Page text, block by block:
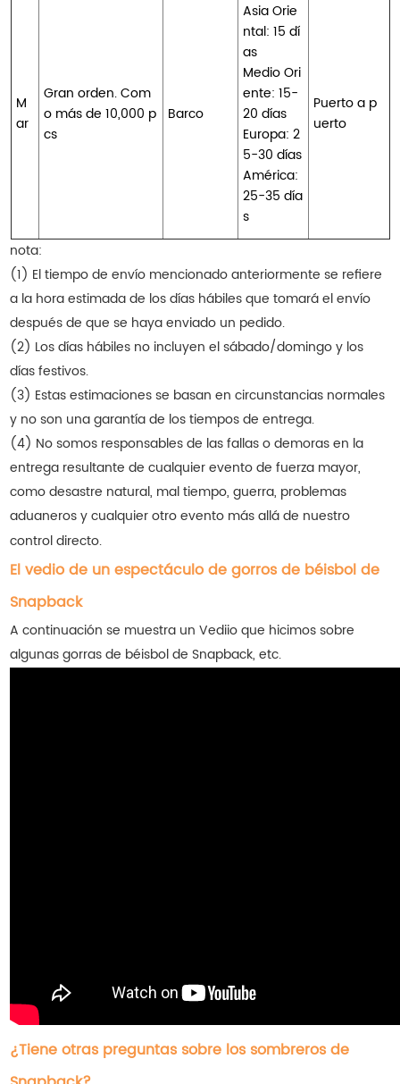
M
ar
Gran orden. Com
o más de 10,000 p
cs
Barco
Asia Orie
ntal: 15 dí
as
Medio Ori
ente: 15-
20 días
Europa: 2
5-30 días
América:
25-35 día
s
Puerto a p
uerto
nota:
(1) El tiempo de envío mencionado anteriormente se refiere
a la hora estimada de los días hábiles que tomará el envío
después de que se haya enviado un pedido.
(2) Los días hábiles no incluyen el sábado/domingo y los
días festivos.
(3) Estas estimaciones se basan en circunstancias normales
y no son una garantía de los tiempos de entrega.
(4) No somos responsables de las fallas o demoras en la
entrega resultante de cualquier evento de fuerza mayor,
como desastre natural, mal tiempo, guerra, problemas
aduaneros y cualquier otro evento más allá de nuestro
control directo.
El vedio de un espectáculo de gorros de béisbol de
Snapback
A continuación se muestra un Vediio que hicimos sobre
algunas gorras de béisbol de Snapback, etc.
¿Tiene otras preguntas sobre los sombreros de